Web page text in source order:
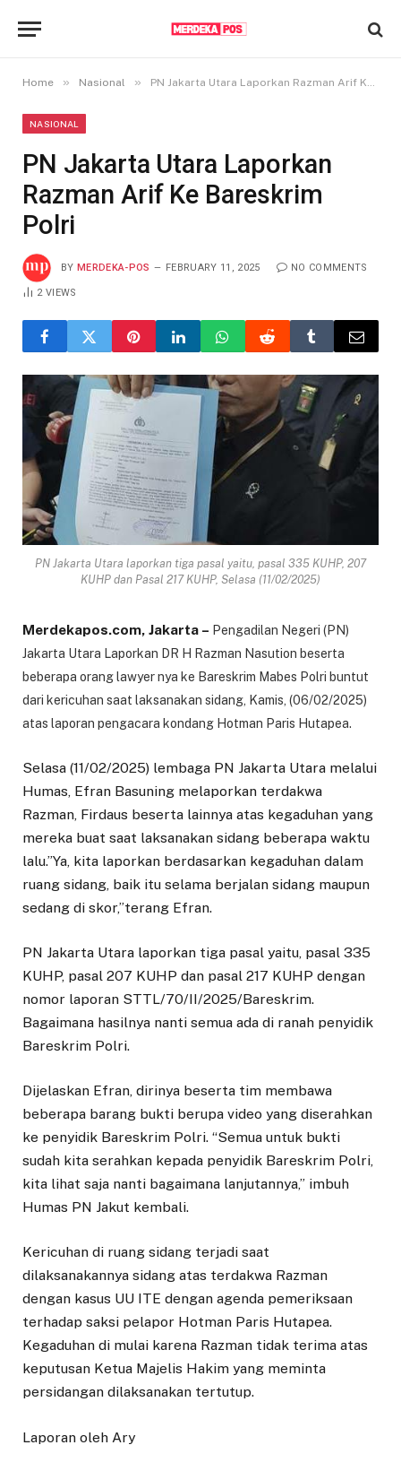
Home » Nasional » PN Jakarta Utara Laporkan Razman Arif Ke Bareskrim Polri
NASIONAL
PN Jakarta Utara Laporkan
Razman Arif Ke Bareskrim
Polri
BY MERDEKA-POS FEBRUARY 11, 2025 NO COMMENTS
2VIEWS
PN Jakarta Utara laporkan tiga pasal yaitu, pasal 335 KUHP, 207
KUHP dan Pasal 217 KUHP, Selasa (11/02/2025)
Merdekapos.com, Jakarta – Pengadilan Negeri (PN)
Jakarta Utara Laporkan DR H Razman Nasution beserta
beberapa orang lawyer nya ke Bareskrim Mabes Polri buntut
dari kericuhan saat laksanakan sidang, Kamis, (06/02/2025)
atas laporan pengacara kondang Hotman Paris Hutapea.
Selasa (11/02/2025) lembaga PN Jakarta Utara melalui
Humas, Efran Basuning melaporkan terdakwa
Razman, Firdaus beserta lainnya atas kegaduhan yang
mereka buat saat laksanakan sidang beberapa waktu
lalu.”Ya, kita laporkan berdasarkan kegaduhan dalam
ruang sidang, baik itu selama berjalan sidang maupun
sedang di skor,”terang Efran.
PN Jakarta Utara laporkan tiga pasal yaitu, pasal 335
KUHP, pasal 207 KUHP dan pasal 217 KUHP dengan
nomor laporan STTL/70/II/2025/Bareskrim.
Bagaimana hasilnya nanti semua ada di ranah penyidik
Bareskrim Polri.
Dijelaskan Efran, dirinya beserta tim membawa
beberapa barang bukti berupa video yang diserahkan
ke penyidik Bareskrim Polri. “Semua untuk bukti
sudah kita serahkan kepada penyidik Bareskrim Polri,
kita lihat saja nanti bagaimana lanjutannya,” imbuh
Humas PN Jakut kembali.
Kericuhan di ruang sidang terjadi saat
dilaksanakannya sidang atas terdakwa Razman
dengan kasus UU ITE dengan agenda pemeriksaan
terhadap saksi pelapor Hotman Paris Hutapea.
Kegaduhan di mulai karena Razman tidak terima atas
keputusan Ketua Majelis Hakim yang meminta
persidangan dilaksanakan tertutup.
Laporan oleh Ary